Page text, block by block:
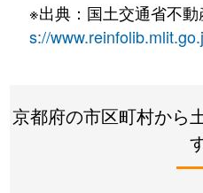
※出典：国土交通省不
s://
京都府の市区町村から